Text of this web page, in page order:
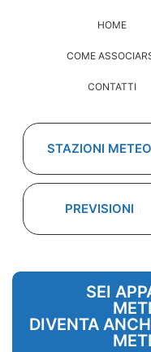
HOME
COME
CONTATTI
STAZIONI METEO
PREVISIONI
SEI
DIVENTA